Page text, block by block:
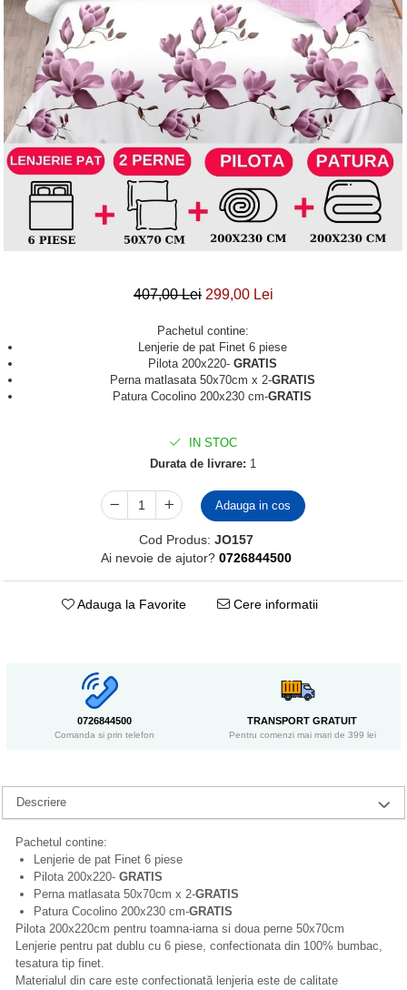
Lenjerii Creponate
Lenjerii de finet Iprimate Digital
Lenjerii de pat Bumbac 100%
Lenjerii de pat Finet + 2 Draperii
Lenjerii de pat Saten 4 piese cu
elastic
407,00 Lei 299,00 Lei
Pachetul contine:
Lenjerie de pat Finet 6 piese
Pilota 200x220- GRATIS
Perna matlasata 50x70cm x 2-GRATIS
Patura Cocolino 200x230 cm-GRATIS
IN STOC
Durata de livrare: 1
Adauga in cos
Cod Produs: JO157
Ai nevoie de ajutor? 0726844500
Adauga la Favorite Cere informatii
0726844500
Comanda si prin telefon
TRANSPORT GRATUIT
Pentru comenzi mai mari de 399 lei
Descriere
Pachetul contine:
Lenjerie de pat Finet 6 piese
Pilota 200x220-GRATIS
Perna matlasata 50x70cm x 2-GRATIS
Patura Cocolino 200x230 cm-GRATIS
Pilota 200x220cm pentru toamna-iarna si doua perne 50x70cm
Lenjerie pentru pat dublu cu 6 piese, confectionata din 100% bumbac,
tesatura tip finet.
Materialul din care este confectionată lenjeria este de calitate